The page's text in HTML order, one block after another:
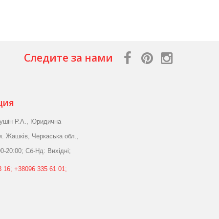
Следите за нами
Р.А., Юридична
Жашків, Черкаська обл.,
20:00; Сб-Нд: Вихідні;
16; +38096 335 61 01;